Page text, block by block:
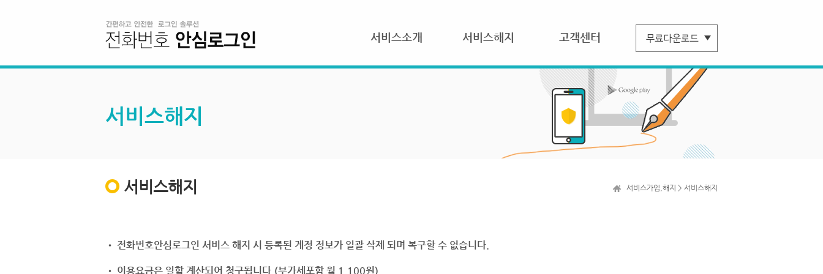
서비스소개 서비스해지 고객센터
서비스해지
서비스해지 서비스가입,해지 > 서비스해지
• 전화번호안심로그인 서비스 해지 시 등록된 계정 정보가 일괄 삭제 되며 복구할 수 없습니다.
• 이용요금은 일할 계산되어 청구됩니다.(부가세포함 월 1,100원)